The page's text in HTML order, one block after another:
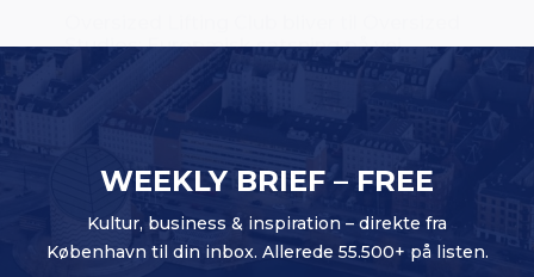
WEEKLY BRIEF – FREE
Kultur, business & inspiration – direkte fra
København til din inbox. Allerede 55.500+ på listen.